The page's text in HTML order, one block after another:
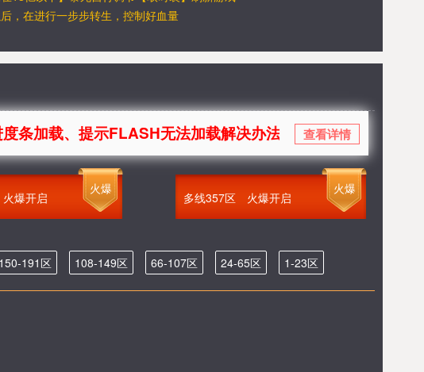
，在进行一步步转生，控制好血量
载、提示FLASH无法加载解决办法 查看详情
火爆开启
火爆
多线357区 火爆开启
火爆
150-191区 108-149区 66-107区 24-65区 1-23区